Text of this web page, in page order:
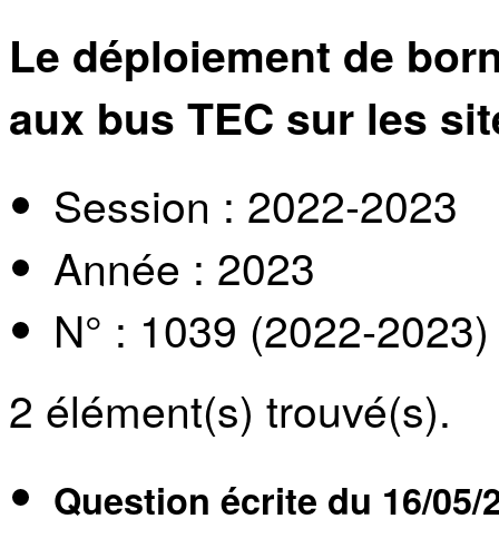
Le déploiement de
aux bus TEC sur les
Session : 2022-2023
Année : 2023
N° : 1039 (2022-
2 élément(s) trouvé(s).
Question écrite du 16/05/